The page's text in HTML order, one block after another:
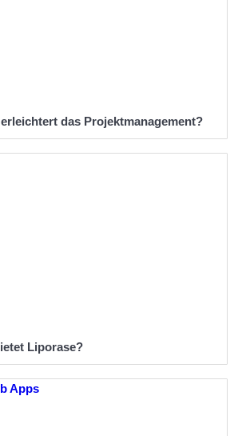
das Projektmanagement?
Liporase?